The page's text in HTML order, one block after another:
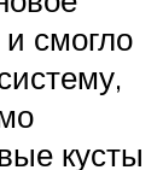
смогло
кусты